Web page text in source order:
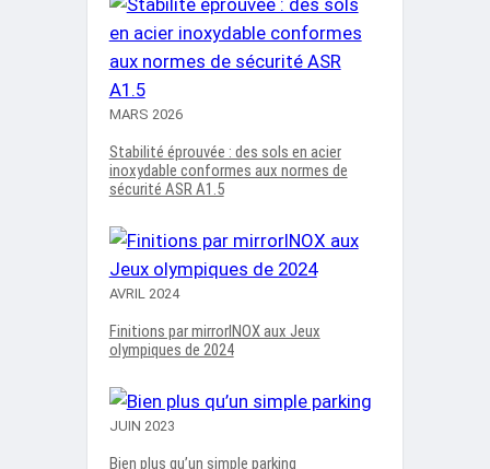
MARS 2026
Stabilité éprouvée : des sols en acier
inoxydable conformes aux normes de
sécurité ASR A1.5
AVRIL 2024
Finitions par mirrorINOX aux Jeux
olympiques de 2024
JUIN 2023
Bien plus qu’un simple parking